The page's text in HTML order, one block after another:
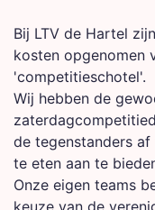
Bij LTV de Hartel
kosten opgenomen
'competitieschotel'.
Wij hebben de
de tegenstanders
te eten aan te
Onze eigen teams
keuze van de